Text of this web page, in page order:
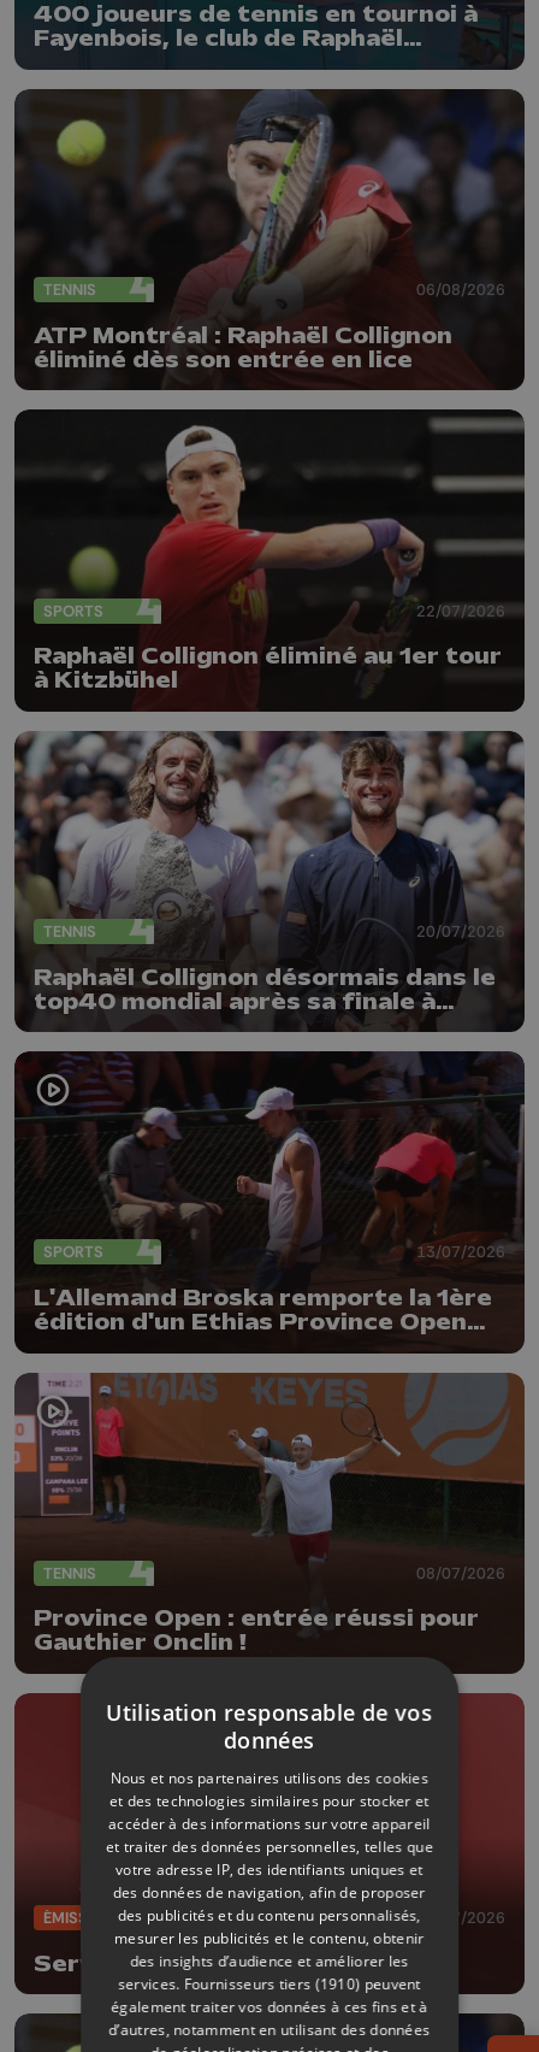
400 joueurs de tennis en tournoi à
Fayenbois, le club de Raphaël
TENNIS 06/08/2026
ATP Montréal : Raphaël Collignon
éliminé dès son entrée en lice
SPORTS 22/07/2026
Raphaël Collignon éliminé au 1er tour
à Kitzbühel
TENNIS 20/07/2026
Raphaël Collignon désormais dans le
top40 mondial après sa finale à
Gstaad
SPORTS 13/07/2026
L'Allemand Broska remporte la 1ère
édition d'un Ethias Province Open
TENNIS 08/07/2026
Province Open : entrée réussi pour
Gauthier Onclin !
ÉMISSIONS 05/07/2026
Services gagnants
Utilisation responsable de vos
données
Nous et nos partenaires utilisons des cookies
et des technologies similaires pour stocker et
accéder à des informations sur votre appareil
et traiter des données personnelles, telles que
votre adresse IP, des identifiants uniques et
des données de navigation, afin de proposer
des publicités et du contenu personnalisés,
mesurer les publicités et le contenu, obtenir
des insights d’audience et améliorer les
services. Fournisseurs tiers (1910) peuvent
également traiter vos données à ces fins et à
d’autres, notamment en utilisant des données